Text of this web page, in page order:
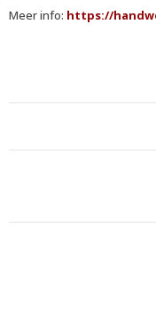
Meer info: https://